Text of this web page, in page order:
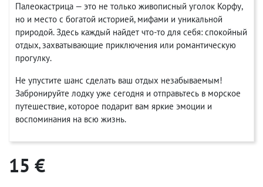
Палеокастрица — это не только живописный уголок Корфу,
но и место с богатой историей, мифами и уникальной
природой. Здесь каждый найдет что-то для себя: спокойный
отдых, захватывающие приключения или романтическую
прогулку.
Не упустите шанс сделать ваш отдых незабываемым!
Забронируйте лодку уже сегодня и отправьтесь в морское
путешествие, которое подарит вам яркие эмоции и
воспоминания на всю жизнь.
15 €